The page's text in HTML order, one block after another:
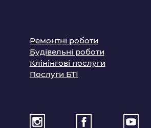
Ремонтні роботи
Будівельні роботи
Клінінгові послуги
Послуги БТІ